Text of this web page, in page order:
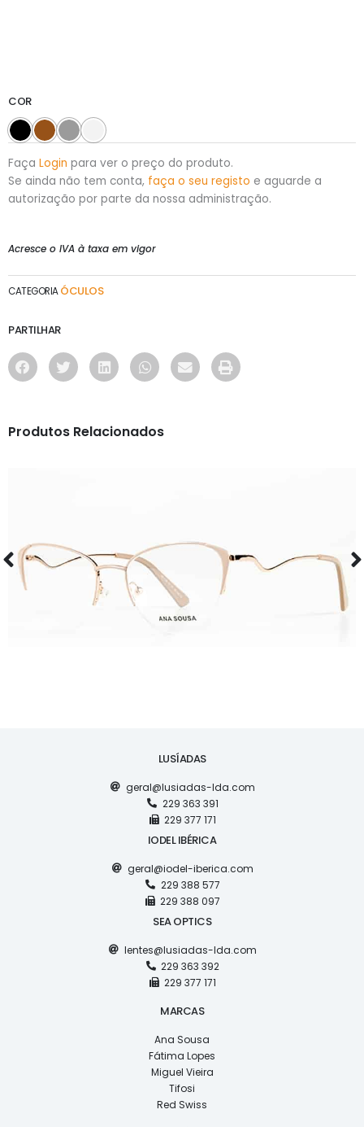
COR
Faça Login para ver o preço do produto.
Se ainda não tem conta, faça o seu registo e aguarde a
autorização por parte da nossa administração.
Acresce o IVA à taxa em vigor
CATEGORIA ÓCULOS
PARTILHAR
Produtos Relacionados
AS1126
LUSÍADAS
geral@lusiadas-lda.com
229 363 391
229 377 171
IODEL IBÉRICA
geral@iodel-iberica.com
229 388 577
229 388 097
SEA OPTICS
lentes@lusiadas-lda.com
229 363 392
229 377 171
MARCAS
Ana Sousa
Fátima Lopes
Miguel Vieira
Tifosi
Red Swiss